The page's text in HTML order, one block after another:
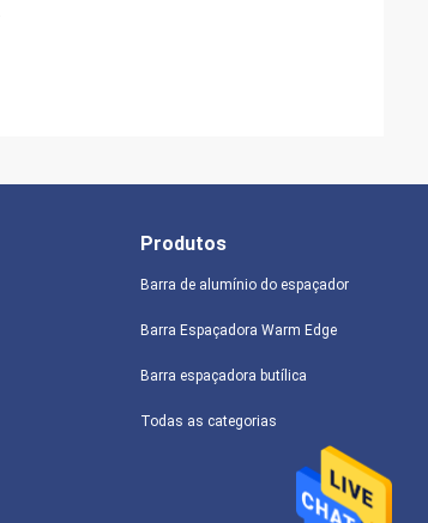
Produtos
Barra de alumínio do espaçador
Barra Espaçadora Warm Edge
Barra espaçadora butílica
Todas as categorias